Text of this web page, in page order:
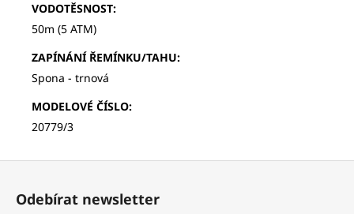
VODOTĚSNOST:
50m (5 ATM)
ZAPÍNÁNÍ ŘEMÍNKU/TAHU:
Spona - trnová
MODELOVÉ ČÍSLO:
20779/3
Odebírat newsletter